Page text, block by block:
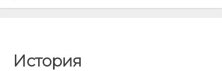
История